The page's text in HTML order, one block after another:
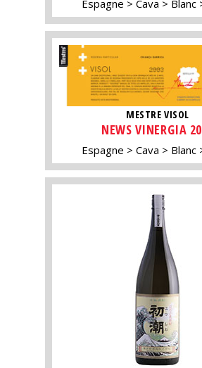
Espagne Cava Blanc
MESTRE VISOL
NEWS VINERGIA
Espagne Cava Blanc